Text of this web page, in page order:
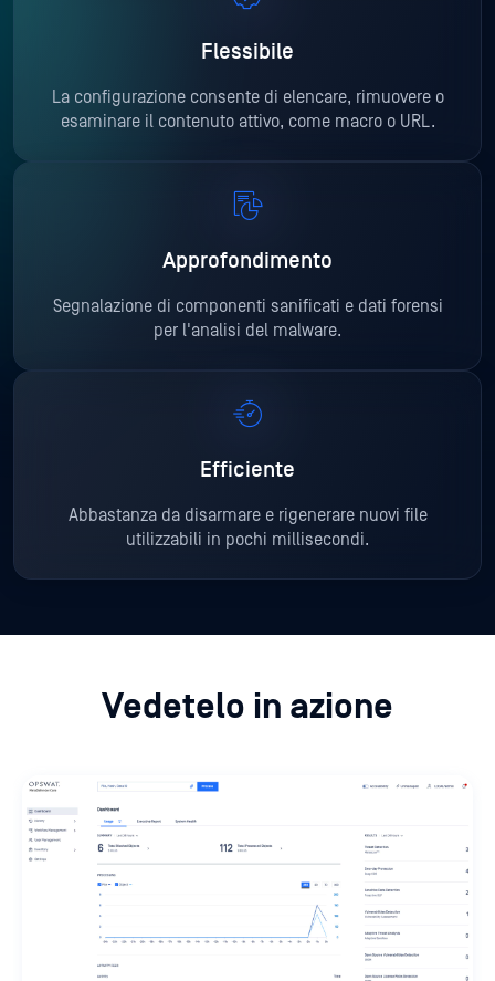
Flessibile
La configurazione consente di elencare, rimuovere o
esaminare il contenuto attivo, come macro o URL.
Approfondimento
Segnalazione di componenti sanificati e dati forensi
per l'analisi del malware.
Efficiente
Abbastanza da disarmare e rigenerare nuovi file
utilizzabili in pochi millisecondi.
Vedetelo in azione